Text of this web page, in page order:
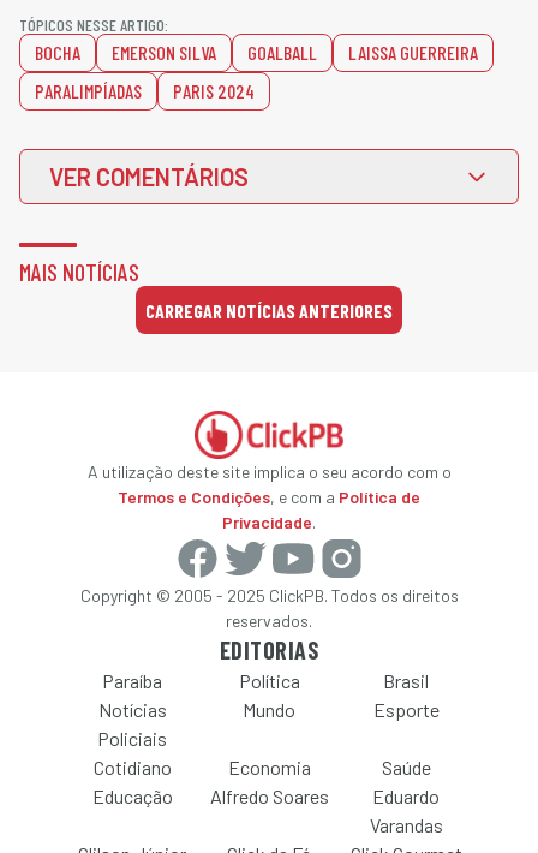
TÓPICOS NESSE ARTIGO:
BOCHA EMERSON SILVA GOALBALL
LAISSA GUERREIRA
PARALIMPÍADAS
PARIS 2024
VER COMENTÁRIOS
MAIS NOTÍCIAS
CARREGAR NOTÍCIAS ANTERIORES
A utilização deste site implica o seu acordo com o
Termos e Condições, e com a Política de
Privacidade.
Copyright © 2005 - 2025 ClickPB. Todos os direitos
reservados.
EDITORIAS
Paraíba Política
Brasil
Notícias
Policiais
Mundo Esporte
Cotidiano Economia
Saúde
Educação
Alfredo Soares
Eduardo
Varandas